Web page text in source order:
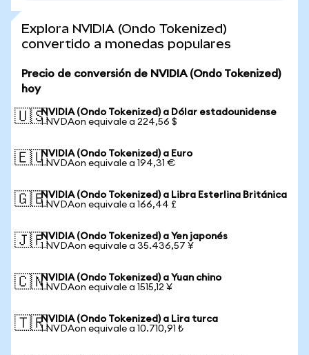
Explora NVIDIA (Ondo Tokenized)
convertido a monedas populares
Precio de conversión de NVIDIA (Ondo Tokenized)
hoy
🇺🇸NVIDIA (Ondo Tokenized) a Dólar estadounidense
1 NVDAon equivale a 224,56 $
🇪🇺NVIDIA (Ondo Tokenized) a Euro
1 NVDAon equivale a 194,31 €
🇬🇧NVIDIA (Ondo Tokenized) a Libra Esterlina Británica
1 NVDAon equivale a 166,44 £
🇯🇵NVIDIA (Ondo Tokenized) a Yen japonés
1 NVDAon equivale a 35.436,57 ¥
🇨🇳NVIDIA (Ondo Tokenized) a Yuan chino
1 NVDAon equivale a 1515,12 ¥
🇹🇷NVIDIA (Ondo Tokenized) a Lira turca
1 NVDAon equivale a 10.710,91 ₺